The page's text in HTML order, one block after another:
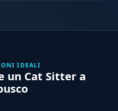
IDEALI
un Cat Sitter a